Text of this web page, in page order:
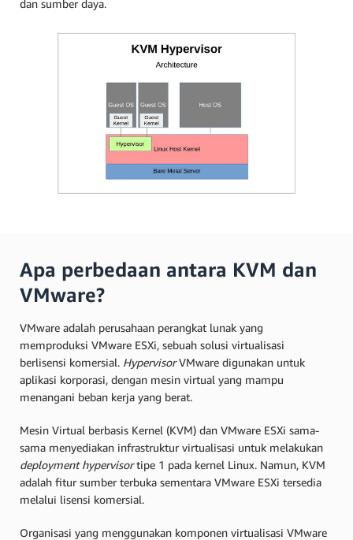
dan sumber daya.
Apa perbedaan antara KVM dan
VMware?
VMware adalah perusahaan perangkat lunak yang
memproduksi VMware ESXi, sebuah solusi virtualisasi
berlisensi komersial. HypervisorVMware digunakan untuk
aplikasi korporasi, dengan mesin virtual yang mampu
menangani beban kerja yang berat.
Mesin Virtual berbasis Kernel (KVM) dan VMware ESXi sama-
sama menyediakan infrastruktur virtualisasi untuk melakukan
deployment hypervisortipe 1 pada kernel Linux. Namun, KVM
adalah fitur sumber terbuka sementara VMware ESXi tersedia
melalui lisensi komersial.
Organisasi yang menggunakan komponen virtualisasi VMware